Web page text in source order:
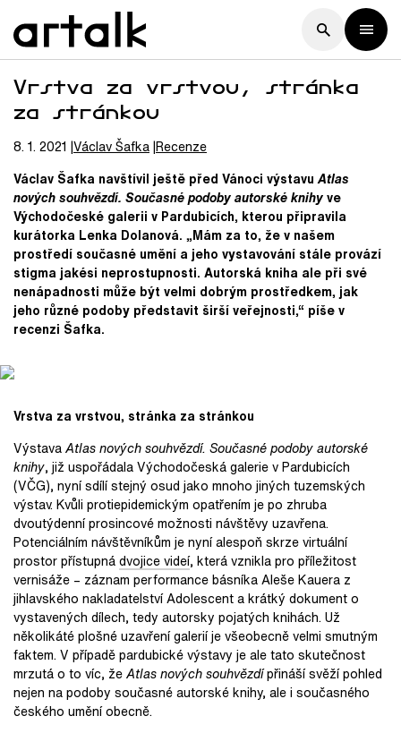
Vrstva za vrstvou, stránka
za stránkou
8. 1. 2021 VáclavŠafka Recenze
Václav Šafka navštívil ještě před Vánoci výstavuAtlas
nových souhvězdí. Současné podoby autorské knihyve
Východočeské galerii v Pardubicích, kterou připravila
kurátorka Lenka Dolanová. „Mám za to, že v našem
prostředí současné umění a jeho vystavování stále provází
stigma jakési neprostupnosti. Autorská kniha ale při své
nenápadnosti může být velmi dobrým prostředkem, jak
jeho různé podoby představit širší veřejnosti,“ píše v
recenzi Šafka.
Vrstva za vrstvou, stránka za stránkou
VýstavaAtlas nových souhvězdí. Současné podoby autorské
knihy, již uspořádala Východočeská galerie v Pardubicích
(VČG), nyní sdílí stejný osud jako mnoho jiných tuzemských
výstav. Kvůli protiepidemickým opatřením je po zhruba
dvoutýdenní prosincové možnosti návštěvy uzavřena.
Potenciálním návštěvníkům je nyní alespoň skrze virtuální
prostor přístupnádvojice videí, která vznikla pro příležitost
vernisáže – záznam performance básníka Aleše Kauera z
jihlavského nakladatelství Adolescent a krátký dokument o
vystavených dílech, tedy autorsky pojatých knihách. Už
několikáté plošné uzavření galerií je všeobecně velmi smutným
faktem. V případě pardubické výstavy je ale tato skutečnost
mrzutá o to víc, žeAtlas nových souhvězdípřináší svěží pohled
nejen na podoby současné autorské knihy, ale i současného
českého umění obecně.